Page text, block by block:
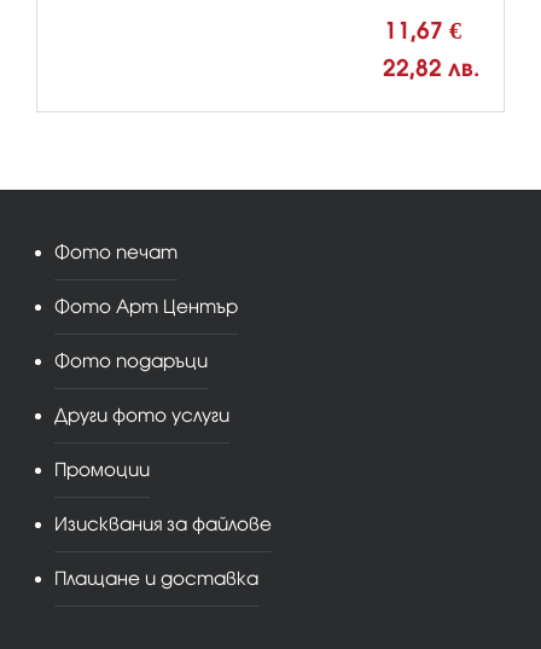
11,67 €
22,82 лв.
Фото печат
Фото Арт Център
Фото подаръци
Други фото услуги
Промоции
Изисквания за файлове
Плащане и доставка